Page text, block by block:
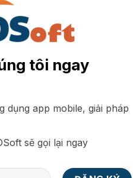
tôi ngay
dụng app mobile, giải pháp
sẽ gọi lại ngay